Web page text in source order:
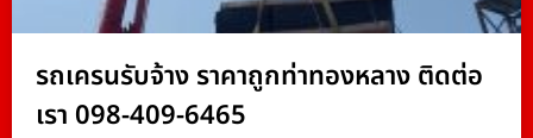
รถเครนรับจ้าง ราคาถูกท่าทองหลาง ติดต่อ
เรา 098-409-6465